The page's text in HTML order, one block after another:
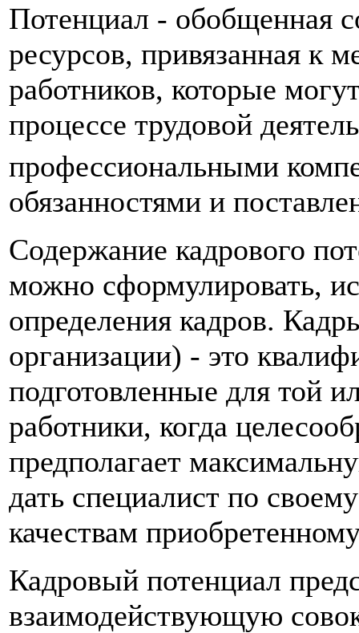
Потенциал - обобщенная
ресурсов, привязанная к
работников, которые
процессе трудовой
профессиональными
обязанностями и
Содержание кадрового
можно сформулировать,
определения кадров.
организации) - это
подготовленные для той
работники, когда
предполагает
дать специалист по
качествам
Кадровый потенциал
взаимодействующую